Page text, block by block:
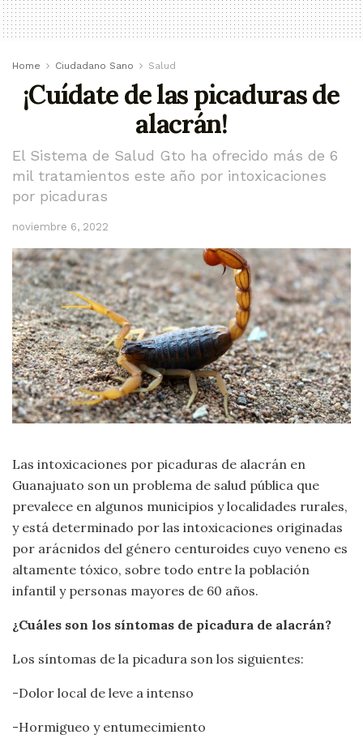
Home Ciudadano Sano Salud
¡Cuídate de las picaduras de
alacrán!
El Sistema de Salud Gto ha ofrecido más de 6
mil tratamientos este año por intoxicaciones
por picaduras
noviembre 6, 2022
Las intoxicaciones por picaduras de alacrán en
Guanajuato son un problema de salud pública que
prevalece en algunos municipios y localidades rurales,
y está determinado por las intoxicaciones originadas
por arácnidos del género centuroides cuyo veneno es
altamente tóxico, sobre todo entre la población
infantil y personas mayores de 60 años.
¿Cuáles son los síntomas de picadura de alacrán?
Los síntomas de la picadura son los siguientes:
-Dolor local de leve a intenso
-Hormigueo y entumecimiento